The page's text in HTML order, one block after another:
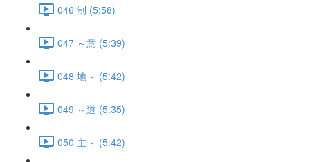
046 制 (5:58)
047 ～意 (5:39)
048 地～ (5:42)
049 ～道 (5:35)
050 主～ (5:42)